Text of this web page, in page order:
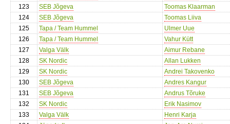
123
SEB Jõgeva
Toomas Klaarman
124
SEB Jõgeva
Toomas Liiva
125
Tapa / Team Hummel
Ulmer Uue
126
Tapa / Team Hummel
Vahur Kütt
127
Valga Välk
Aimur Rebane
128
SK Nordic
Allan Lukken
129
SK Nordic
Andrei Takovenko
130
SEB Jõgeva
Andres Kangur
131
SEB Jõgeva
Andrus Tõruke
132
SK Nordic
Erik Nasimov
133
Valga Välk
Henri Karja